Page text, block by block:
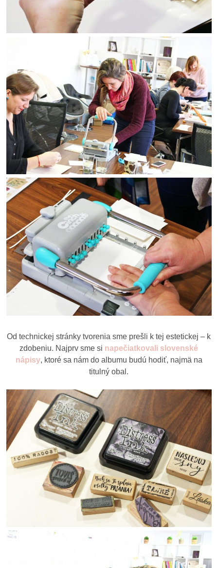
Od technickej stránky tvorenia sme prešli k tej estetickej – k
zdobeniu. Najprv sme si napečiatkovali slovenské
nápisy, ktoré sa nám do albumu budú hodiť, najmä na
titulný obal.